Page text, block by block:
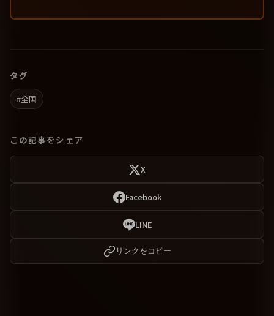
タグ
#全国
この記事をシェア
X
Facebook
LINE
リンクをコピー